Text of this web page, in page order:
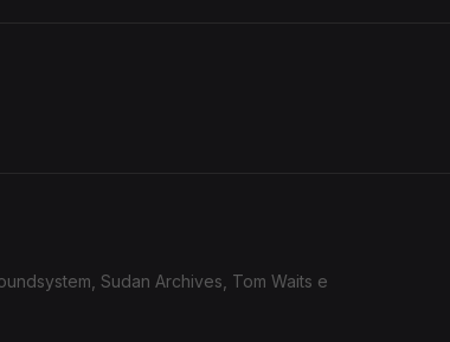
Sudan Archives, Tom Waits e